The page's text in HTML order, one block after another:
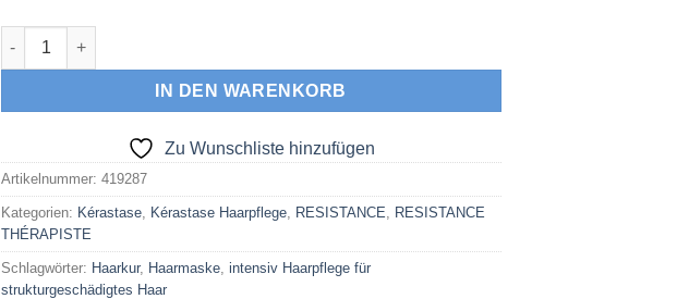
KÉRASTASE RESISTANCE MASQUE THÉRAPISTE (Pflegemaske) 200 ml Menge
IN DEN WARENKORB
Zu Wunschliste hinzufügen
Artikelnummer: 419287
Kategorien: Kérastase, Kérastase Haarpflege, RESISTANCE
RESISTANCE
THÉRAPISTE
Schlagwörter: Haarkur, Haarmaske, intensiv Haarpflege für
strukturgeschädigtes Haar